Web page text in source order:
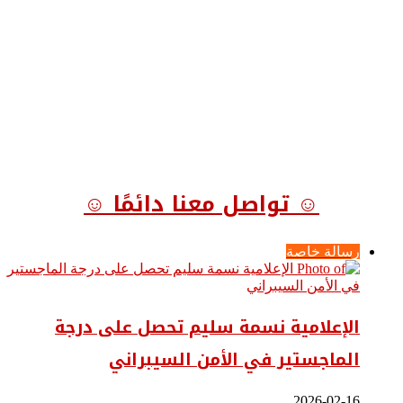
☺ تواصل معنا دائمًا ☺
رسالة خاصة
الإعلامية نسمة سليم تحصل على درجة
الماجستير في الأمن السيبراني